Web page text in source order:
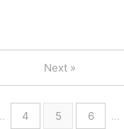
4 5 6 …
Next »